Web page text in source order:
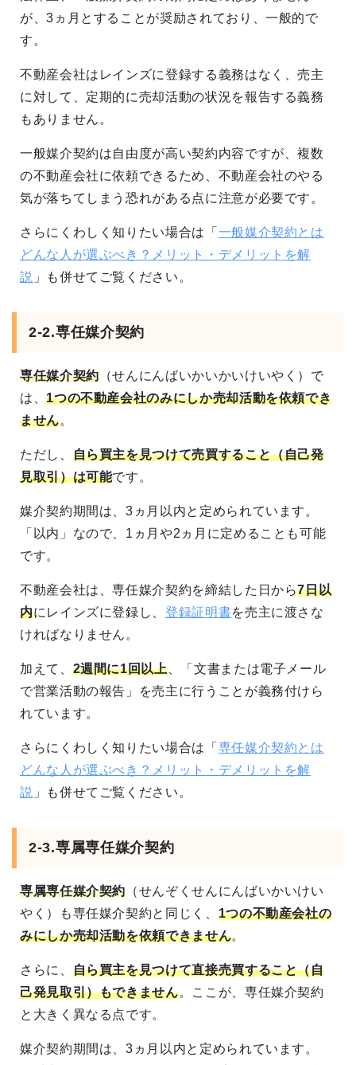
が、3ヵ月とすることが奨励されており、一般的で
す。
不動産会社はレインズに登録する義務はなく、売主
に対して、定期的に売却活動の状況を報告する義務
もありません。
一般媒介契約は自由度が高い契約内容ですが、複数
の不動産会社に依頼できるため、不動産会社のやる
気が落ちてしまう恐れがある点に注意が必要です。
さらにくわしく知りたい場合は「 一般媒介契約とは
どんな人が選ぶべき？メリット・デメリットを解
説 」も併せてご覧ください。
2-2.専任媒介契約
専任媒介契約（せんにんばいかいかいけいやく）で
は、1つの不動産会社のみにしか売却活動を依頼でき
ません。
ただし、 自ら買主を見つけて売買すること（自己発
見取引）は可能です。
媒介契約期間は、3ヵ月以内と定められています。
「以内」なので、1ヵ月や2ヵ月に定めることも可能
です。
不動産会社は、専任媒介契約を締結した日から7日以
内にレインズに登録し、登録証明書を売主に渡さな
ければなりません。
加えて、 2週間に1回以上、「文書または電子メール
で営業活動の報告」を売主に行うことが義務付けら
れています。
さらにくわしく知りたい場合は「 専任媒介契約とは
どんな人が選ぶべき？メリット・デメリットを解
説 」も併せてご覧ください。
2-3.専属専任媒介契約
専属専任媒介契約 （せんぞくせんにんばいかいけい
やく）も専任媒介契約と同じく、 1つの不動産会社の
みにしか売却活動を依頼できません。
さらに、 自ら買主を見つけて直接売買すること（自
己発見取引）もできません。ここが、専任媒介契約
と大きく異なる点です。
媒介契約期間は、3ヵ月以内と定められています。